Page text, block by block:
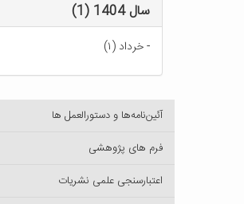
سال 1404 (1)
-خرداد (۱)
آئین‌نامه‌ها و دستورالعمل ها
فرم های پژوهشی
اعتبارسنجی علمی نشریات